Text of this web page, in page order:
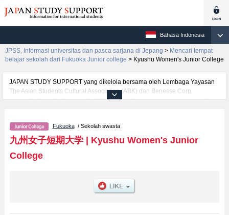
Bahasa Indonesia
JPSS, Informasi universitas dan pasca sarjana di Jepang > Mencari tempat
belajar sekolah dari Fukuoka Junior college > Kyushu Women's Junior College
JAPAN STUDY SUPPORT yang dikelola bersama oleh Lembaga Yayasan
The Asian Students Cultural Association (ABK) dan Benesse Corp.
menyediakan informasi sekitar 1300 universitas, pascasarjana, universitas
mencakup informasi per fakultas seperti Fakultas Childhood Care and
Education, serta berbagai informasi yang berguna bagi mahasiswa(i)
mancanegara seperti kuota untuk jumlah pendaftar dan jumlah kelulusan
ujian masuk mahasiswa(i) mancanegara, informasi mengenai ujian masuk,
Fukuoka/ Sekolah swasta
九州女子短期大学| Kyushu Women's Junior
College